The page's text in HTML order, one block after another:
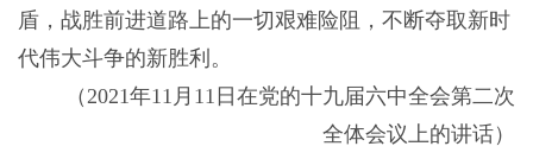
盾，战胜前进道路上的一切艰难险阻，不断夺取新时
代伟大斗争的新胜利。
（2021年11月11日在党的十九届六中全会第二次
全体会议上的讲话）